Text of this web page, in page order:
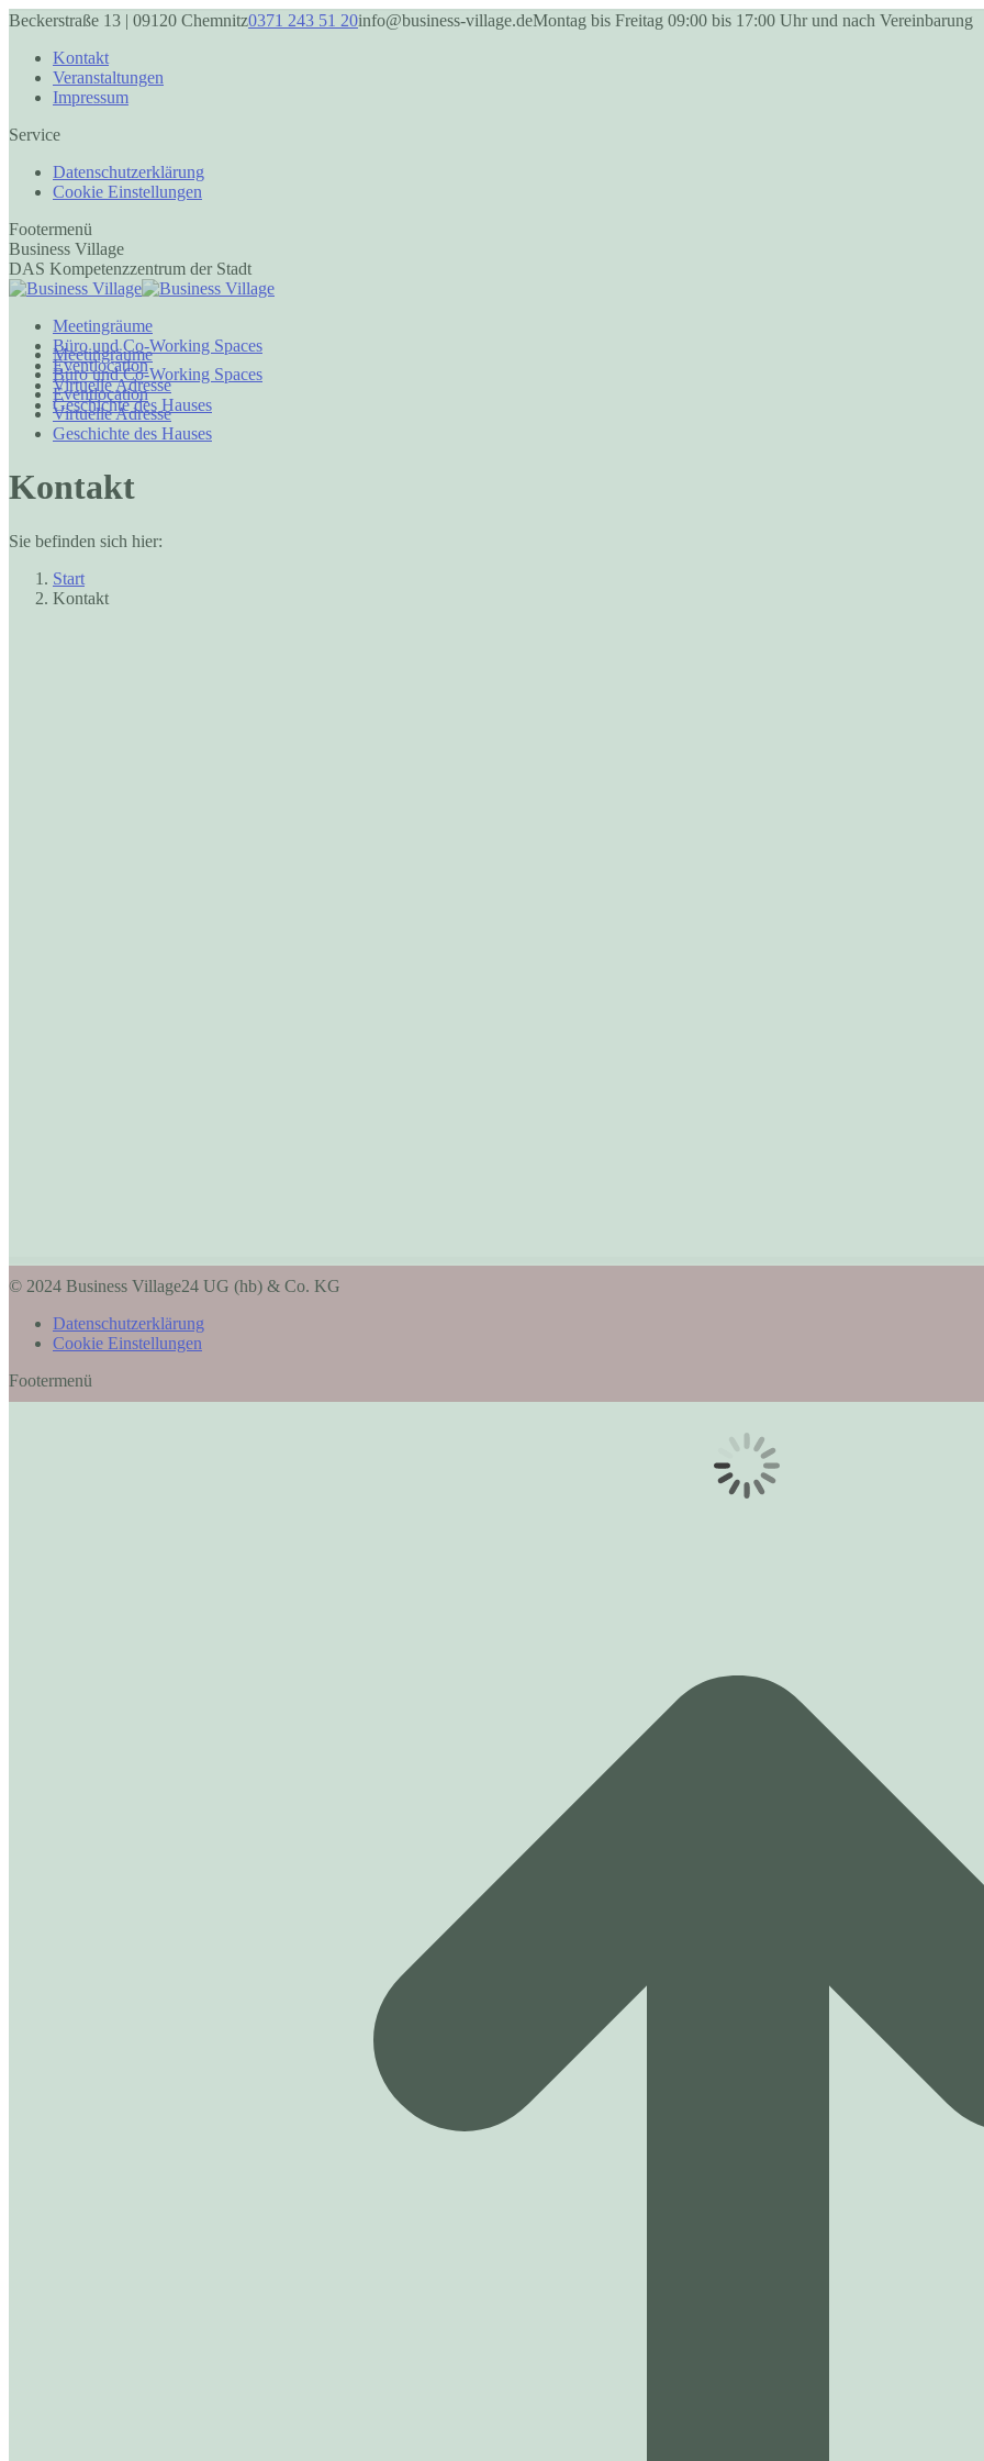
Zum
springen
Beckerstraße 13 | 09120 Chemnitz0371 243 51 20info@business-village.deMontag bis Freitag 09:00 bis 17:00 Uhr und nach Vereinbarung
Kontakt
Veranstaltungen
Impressum
Service
Datenschutzerklärung
Cookie Einstellungen
Footermenü
Business Village
DAS Kompetenzzentrum der Stadt
Meetingräume
Büro und Co-Working Spaces
Eventlocation
Virtuelle Adresse
Geschichte des Hauses
Facebook
opens
in
window
Instagram
opens
in
window
Meetingräume
Büro und Co-Working Spaces
Eventlocation
Virtuelle Adresse
Geschichte des Hauses
Kontakt
Sie befinden sich hier:
Start
Kontakt
© 2024 Business Village24 UG (hb) & Co. KG
Datenschutzerklärung
Cookie Einstellungen
Footermenü